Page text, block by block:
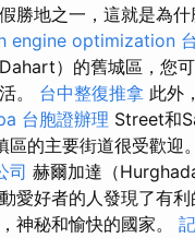
勝地之一，這就是為
engine optimization
）的舊城區，您
。 台中整復推拿 此外
台胞證辦理 Street和
區的主要街道很受歡迎。
司 赫爾加達（
愛好者的人發現了有利
神秘和愉快的國家。